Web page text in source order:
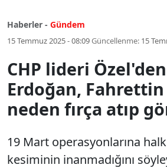
Haberler - Gündem
15 Temmuz 2025 - 08:09Güncellenme: 15
CHP lideri
Erdoğan,
neden fırça atıp
19 Mart operasyonlarına
kesiminin inanmadığını